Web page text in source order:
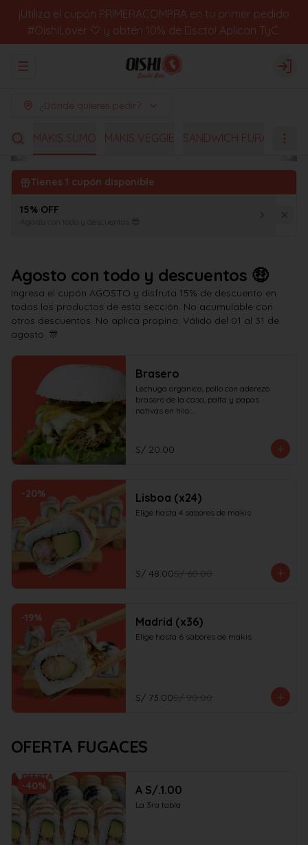
¡Utiliza el cupón PRIMERACOMPRA en tu primer pedido
#OishiLover 🤍 y obtén 10% de Dscto! Aplican TyC.
Abrir menu de navegación Login
¿Dónde quieres pedir?
MAKIS SUMO MAKIS VEGGIE SANDWICH FURAI
Tienes 1 cupón disponible
15% OFF
Agosto con todo y descuentos 😎
Agosto con todo y descuentos 🤑
Ingresa el cupón AGOSTO y disfruta 15% de descuento en
todos los productos de esta sección. No acumulable con
otros descuentos. No aplica propina. Válido del 01 al 31 de
agosto. 🎊
Brasero
Lechuga organica, pollo con aderezo
brasero de la casa, palta y papas
nativas en hilo.
S/ 20.00
-20% Lisboa (x24)
Elige hasta 4 sabores de makis
S/ 48.00S/ 60.00
-19% Madrid (x36)
Elige hasta 6 sabores de makis
S/ 73.00S/ 90.00
OFERTA FUGACES
-40% A S/.1.00
La 3ra tabla